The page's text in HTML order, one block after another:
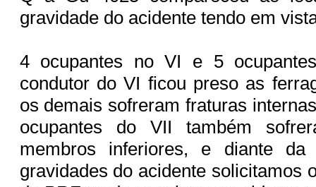
gravidade do acidente tendo em
4 ocupantes no VI e 5
condutor do VI ficou preso as
os demais sofreram fraturas
ocupantes do VII também
membros inferiores, e diante da
gravidades do acidente solicitamos